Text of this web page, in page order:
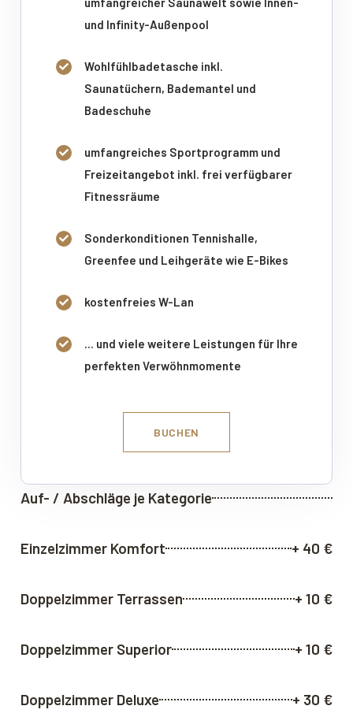
und Infinity-Außenpool
Wohlfühlbadetasche inkl.
Saunatüchern, Bademantel und
Badeschuhe
umfangreiches Sportprogramm und
Freizeitangebot inkl. frei verfügbarer
Fitnessräume
Sonderkonditionen Tennishalle,
Greenfee und Leihgeräte wie E-Bikes
kostenfreies W-Lan
... und viele weitere Leistungen für Ihre
perfekten Verwöhnmomente
BUCHEN
Auf- / Abschläge je Kategorie
Einzelzimmer Komfort + 40 €
Doppelzimmer Terrassen + 10 €
Doppelzimmer Superior + 10 €
Doppelzimmer Deluxe + 30 €